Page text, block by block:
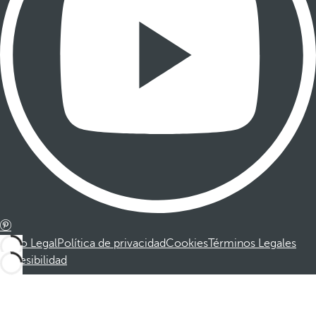
Aviso LegalPolítica de privacidadCookiesTérminos Legales
Accesibilidad